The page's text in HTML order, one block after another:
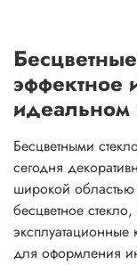
эффектное
идеальном
Бесцветными
сегодня
широкой
бесцветное
для оформления